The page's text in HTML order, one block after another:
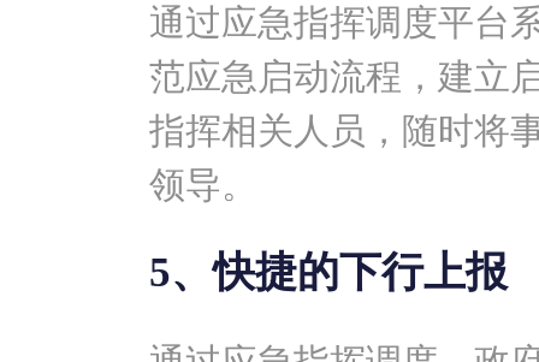
通过应急指挥调度平台
范应急启动流程，建立
指挥相关人员，随时将
领导。
5、快捷的下行上报